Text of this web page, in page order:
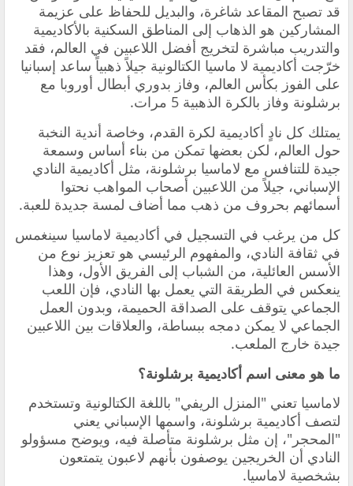
قد تصبح المقاعد شاغرة، والبديل للحفاظ على عزيمة
المشاركين هو الذهاب إلى المناطق السكنية بالأكاديمية
والتدريب مباشرة لتخريج أفضل اللاعبين في العالم، فقد
خرّجت أكاديمية لا ماسيا الكتالونية جيلاً ذهبياً ساعد إسبانيا
على الفوز بكأس العالم، وفاز بدوري أبطال أوروبا مع
برشلونة وفاز بالكرة الذهبية 5 مرات.
يمتلك كل نادٍ أكاديمية لكرة القدم، وخاصة أندية النخبة
حول العالم، لكن بعضها تمكن من بناء أساس وسمعة
جيدة للتنافس مع لاماسيا برشلونة، مثل أكاديمية النادي
الإسباني، جيلاً من اللاعبين أصحاب المواهب نحتوا
أسمائهم بحروف من ذهب مما أضاف لمسة جديدة للعبة.
كل من يرغب في التسجيل في أكاديمية لاماسيا سينغمس
في ثقافة النادي، والمفهوم الرئيسي هو تعزيز نوع من
الأسس العائلية، من الشباب إلى الفريق الأول، وهذا
ينعكس في الطريقة التي يعمل بها النادي، فإن اللعب
الجماعي يتوقف على الصداقة الحميمة، وبدون العمل
الجماعي لا يمكن دمجه ببساطة، والعلاقات بين اللاعبين
جيدة خارج الملعب.
ما هو معنى اسم أكاديمية برشلونة؟
لاماسيا تعني "المنزل الريفي" باللغة الكتالونية وتستخدم
لتصف أكاديمية برشلونة، واسمها الإسباني يعني
"المحجر"، إن مثل برشلونة متأصلة فيه، ويوضح مسؤولو
النادي أن الخريجين يوصفون بأنهم لاعبون يتمتعون
بشخصية لاماسيا.